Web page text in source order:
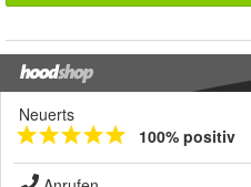
Neuerts
100% positiv